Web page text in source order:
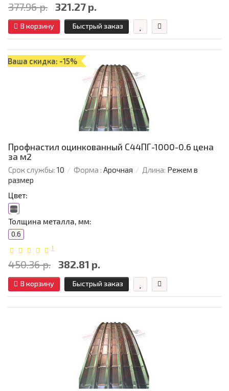
377.96 р. 321.27 р.
В корзину Быстрый заказ
Ваша скидка: -15%
Профнастил оцинкованный С44ПГ-1000-0.6 цена
за м2
Срок службы: 10 Форма : Арочная Длина: Режем в
размер
Цвет:
Толщина металла, мм:
0.6
1
450.36 р. 382.81 р.
В корзину Быстрый заказ